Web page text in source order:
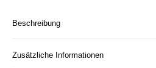
Beschreibung
Zusätzliche Informationen